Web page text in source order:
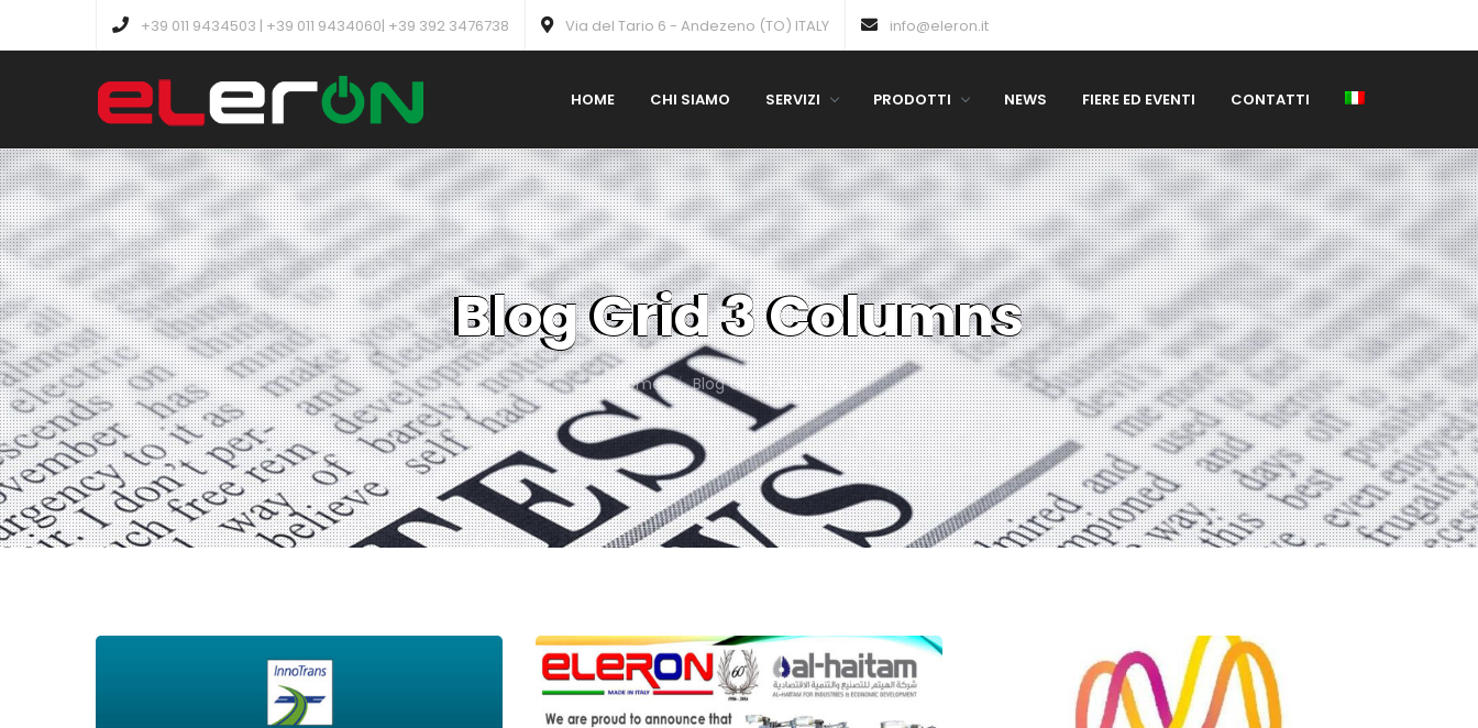
+39 011 9434503 | +39 011 9434060| +39 392 3476738 Via del Tario 6 - Andezeno (TO) ITALY info@eleron.it
HOME CHI SIAMO SERVIZI PRODOTTI NEWS FIERE ED EVENTI CONTATTI
Blog Grid 3 Columns
Home Blog Grid 3 Columns